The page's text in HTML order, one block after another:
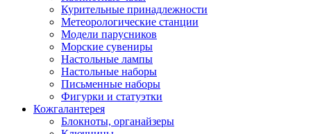
Курительные принадлежности
Метеорологические станции
Модели парусников
Морские сувениры
Настольные лампы
Настольные наборы
Письменные наборы
Фигурки и статуэтки
Кожгалантерея
Блокноты, органайзеры